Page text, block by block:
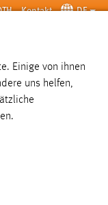
Kontakt DE
SUCHE
Weiden
Einige von ihnen
uns helfen,